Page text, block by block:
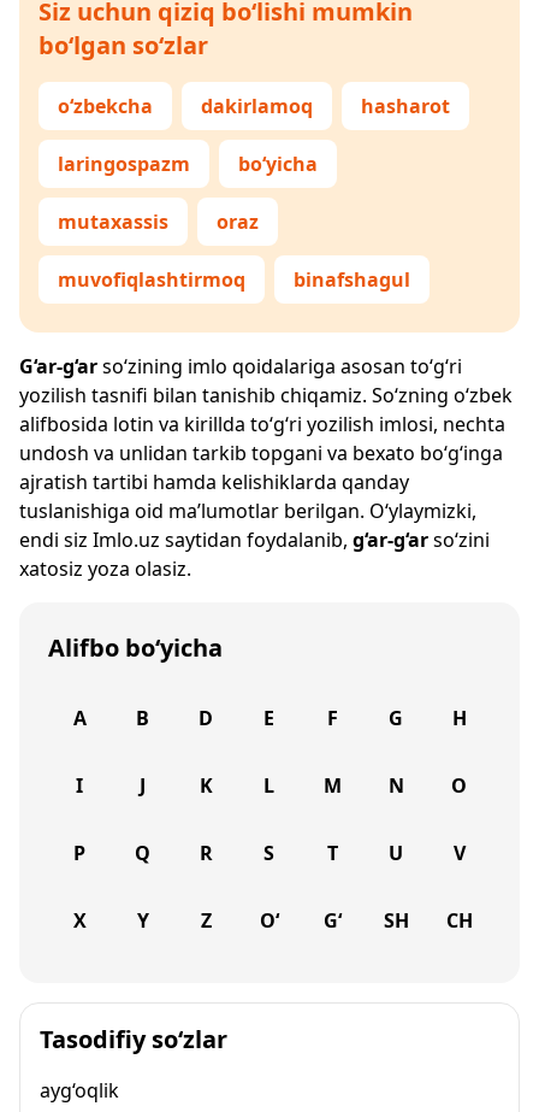
Siz uchun qiziq bo‘lishi mumkin
bo‘lgan so‘zlar
o‘zbekcha dakirlamoq hasharot
laringospazm bo‘yicha
mutaxassis oraz
muvofiqlashtirmoq binafshagul
G‘ar-g‘arso‘zining imlo qoidalariga asosan to‘g‘ri
yozilish tasnifi bilan tanishib chiqamiz. So‘zning o‘zbek
alifbosida lotin va kirillda to‘g‘ri yozilish imlosi, nechta
undosh va unlidan tarkib topgani va bexato bo‘g‘inga
ajratish tartibi hamda kelishiklarda qanday
tuslanishiga oid ma’lumotlar berilgan. O‘ylaymizki,
endi siz Imlo.uz saytidan foydalanib, g‘ar-g‘arso‘zini
xatosiz yoza olasiz.
Alifbo bo‘yicha
A B D E F G H
I J K L M N O
P Q R S T U V
X Y Z O‘ G‘ SH CH
Tasodifiy so‘zlar
ayg‘oqlik